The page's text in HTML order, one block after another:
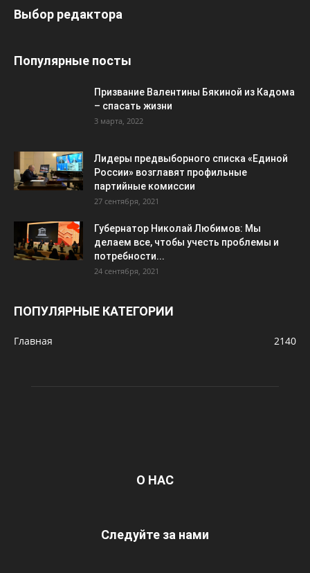
Выбор редактора
Популярные посты
Призвание Валентины Бякиной из Кадома
– спасать жизни
3 марта, 2022
Лидеры предвыборного списка «Единой
России» возглавят профильные
партийные комиссии
27 сентября, 2021
Губернатор Николай Любимов: Мы
делаем все, чтобы учесть проблемы и
потребности...
24 сентября, 2021
ПОПУЛЯРНЫЕ КАТЕГОРИИ
Главная 2140
О НАС
Следуйте за нами